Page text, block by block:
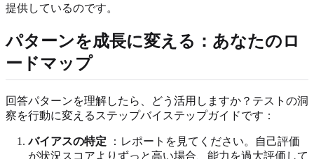
提供しているのです。
パターンを成長に変える：あなたのロ
ードマップ
回答パターンを理解したら、どう活用しますか？テストの洞
察を行動に変えるステップバイステップガイドです：
バイアスの特定 ：レポートを見てください。自己評価
が状況スコアよりずっと高い場合、能力を過大評価して